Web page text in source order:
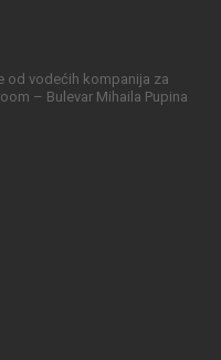
od vodećih kompanija za
– Bulevar Mihaila Pupina